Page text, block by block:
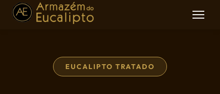
EUCALIPTO TRATADO